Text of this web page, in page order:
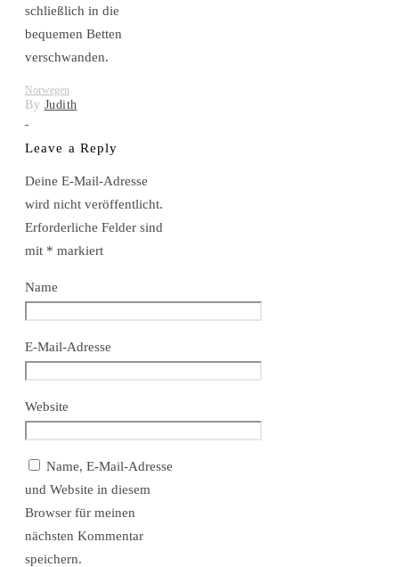
schließlich in die
bequemen Betten
verschwanden.
Norwegen
By Judith
Leave a Reply
Deine E-Mail-Adresse
wird nicht veröffentlicht.
Erforderliche Felder sind
mit * markiert
Name
E-Mail-Adresse
Website
Name, E-Mail-Adresse
und Website in diesem
Browser für meinen
nächsten Kommentar
speichern.